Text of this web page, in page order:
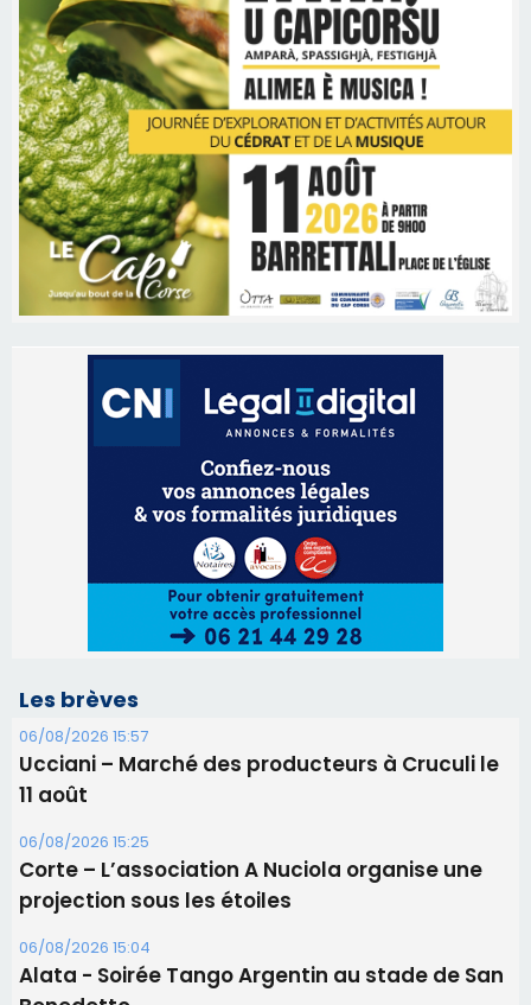
Les brèves
Ucciani – Marché des producteurs à Cruculi le
Corte – L’association A Nuciola organise une
projection sous les étoiles
Alata - Soirée Tango Argentin au stade de San
Benedetto
05/08/2026 09:53
Biguglia : messe de la Sainte-Marie et
procession le 14 août
31/07/2026 08:24
Tennis - Début ce week-end du tournoi du
RCPV
31/07/2026 08:22